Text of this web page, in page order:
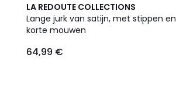
LA REDOUTE COLLECTIONS
Lange jurk van satijn, met stippen en
korte mouwen
64,99 €